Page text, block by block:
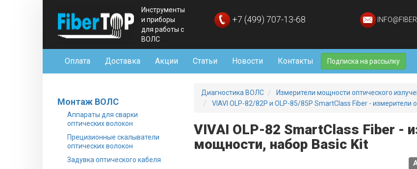
Инструменты
и приборы
для работы с
ВОЛС
+7 (499) 707-13-68
Оплата Доставка Акции Статьи Новости Контакты Подписка на рассылку
Монтаж ВОЛС
Аппараты для сварки
оптических волокон
Прецизионные скалыватели
оптических волокон
Задувка оптического кабеля
Диагностика ВОЛС Измерители мощности оптического
VIAVI OLP-82/82P и OLP-85/85P SmartClass Fiber - измерители
VIVAI OLP-82 SmartClass Fiber -
мощности, набор Basic Kit